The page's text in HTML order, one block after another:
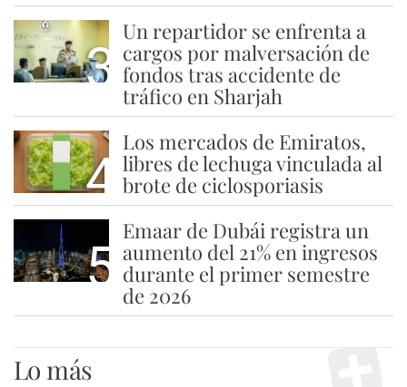
3
Un repartidor se enfrenta a
cargos por malversación de
fondos tras accidente de
tráfico en Sharjah
4
Los mercados de Emiratos,
libres de lechuga vinculada al
brote de ciclosporiasis
5
Emaar de Dubái registra un
aumento del 21% en ingresos
durante el primer semestre
de 2026
Lo más